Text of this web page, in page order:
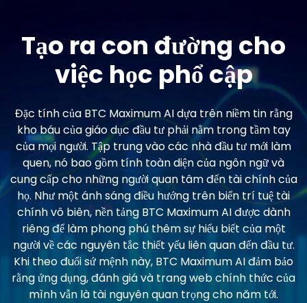
Tạo ra con đường cho
việc học phổ cập
Đặc tính của BTC Maximum AI dựa trên niềm tin rằng
kho báu của giáo dục đầu tư phải nằm trong tầm tay
của mọi người. Tập trung vào các nhà đầu tư mới làm
quen, nó bao gồm tính toàn diện của ngôn ngữ và
cung cấp cho những người quan tâm đến tài chính của
họ. Như một ánh sáng điều hướng trên biển trí tuệ tài
chính vô biên, nền tảng BTC Maximum AI được dành
riêng để làm phong phú thêm sự hiểu biết của một
người về các nguyên tắc thiết yếu liên quan đến đầu tư.
Khi theo đuổi sứ mệnh này, BTC Maximum AI đảm bảo
rằng ứng dụng, đánh giá và trang web chính thức của
mình vẫn là tài nguyên quan trọng cho năm tới.